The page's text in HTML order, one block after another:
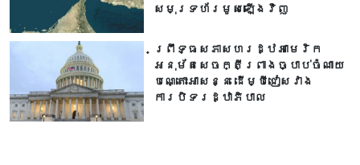
សមុទ្រហ័រមូសឡើងវិញ
ព្រឹទ្ធសភាសហរដ្ឋអាមេរិក
អនុម័តសេចក្តីព្រាងច្បាប់ចំណាយ
បណ្តោះអាសន្ន ដើម្បីជៀសវាង
ការបិទរដ្ឋាភិបាល